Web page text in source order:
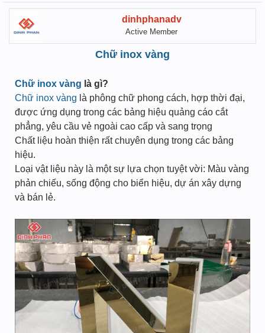
dinhphanadv
Active Member
Chữ inox vàng
Chữ inox vàng là gì?
Chữ inox vàng là phông chữ phong cách, hợp thời đại,
được ứng dụng trong các bảng hiệu quảng cáo cắt
phẳng, yêu cầu vẻ ngoài cao cấp và sang trọng
Chất liệu hoàn thiện rất chuyên dụng trong các bảng
hiệu.
Loại vật liệu này là một sự lựa chọn tuyệt vời: Màu vàng
phản chiếu, sống động cho biển hiệu, dự án xây dựng
và bán lẻ.